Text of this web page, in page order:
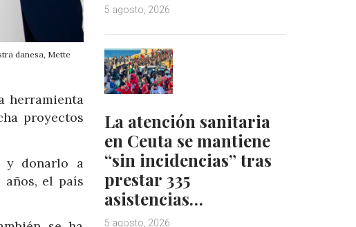
danesa, Mette
herramienta
proyectos
y donarlo a
el país
5 agosto, 2026
La atención sanitaria
en Ceuta se mantiene
“sin incidencias” tras
prestar 335
asistencias…
5 agosto, 2026